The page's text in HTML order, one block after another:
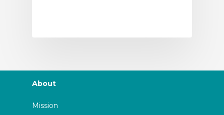
About
Mission